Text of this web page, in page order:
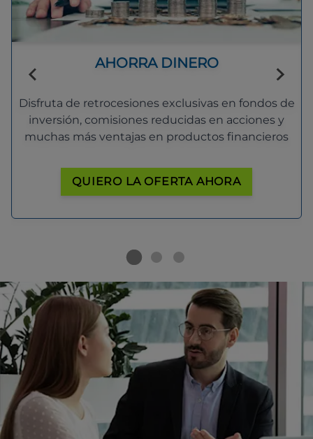
AHORRA DINERO
Disfruta de retrocesiones exclusivas en fondos de
inversión, comisiones reducidas en acciones y
muchas más ventajas en productos financieros
QUIERO LA OFERTA AHORA